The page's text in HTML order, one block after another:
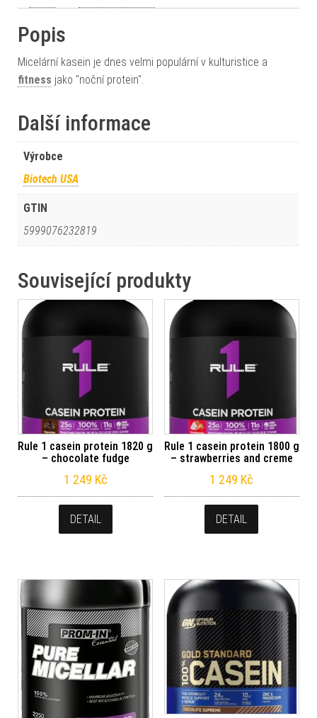
Popis
Micelární kasein je dnes velmi populární v kulturistice a
fitness jako "noční protein".
Další informace
Výrobce
Biotech USA
GTIN
5999076232819
Související produkty
Rule 1 casein protein 1820 g
– chocolate fudge
1 249 Kč
DETAIL
Rule 1 casein protein 1800 g
– strawberries and creme
1 249 Kč
DETAIL